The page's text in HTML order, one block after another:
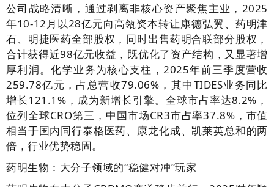
公司战略清晰，通过剥离非核心资产聚焦主业，2025
年10-12月以28亿元向高瓴资本转让康德弘翼、药明津
石、明捷医药全部股权，同时出售药明合联部分股权，
合计获得近98亿元收益，既优化了资产结构，又显著增
厚利润。化学业务为核心支柱，2025年前三季度营收
259.78亿元，占总营收79.06%，其中TIDES业务同比
增长121.1%，成为新增长引擎。全球市占率达8.2%，
位列全球CRO第三，中国市场CR3市占率37.8%，市值
相当于国内同行泰格医药、康龙化成、凯莱英总和的两
倍，行业优势稳固。
药明生物：大分子领域的“稳健对冲”玩家